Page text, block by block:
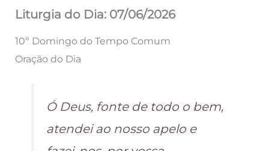
Liturgia do Dia: 07/06/2026
10º Domingo do Tempo Comum
Oração do Dia
Ó Deus, fonte de todo o bem,
atendei ao nosso apelo e